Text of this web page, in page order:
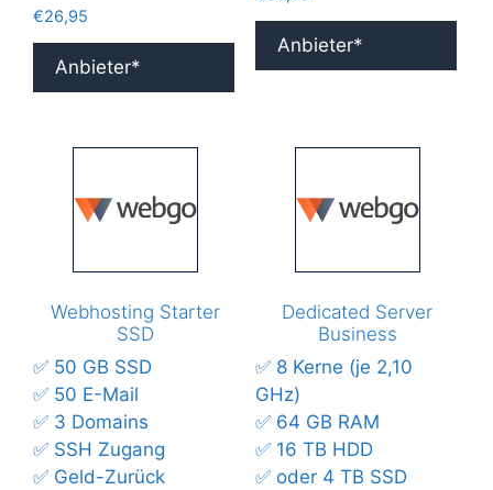
€26,95
Anbieter*
Anbieter*
Webhosting Starter
SSD
✅ 50 GB SSD
✅ 50 E-Mail
✅ 3 Domains
✅ SSH Zugang
✅ Geld-Zurück
Dedicated Server
Business
✅ 8 Kerne (je 2,10
GHz)
✅ 64 GB RAM
✅ 16 TB HDD
✅ oder 4 TB SSD